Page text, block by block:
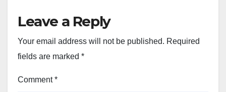
Leave a Reply
Your email address will not be published. Required
fields are marked *
Comment*